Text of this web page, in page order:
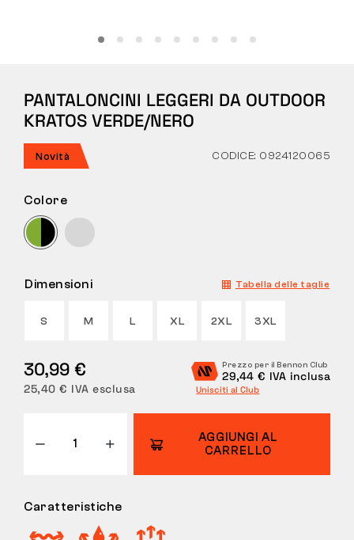
CHI SIAMO
LABORATORIO BENNON
CONTATTI
RESI
PANTALONCINI LEGGERI DA OUTDOOR
KRATOS VERDE/NERO
Novità CODICE: 0924120065
Colore
Dimensioni Tabella delle taglie
S M L XL 2XL 3XL
30,99 €
25,40 € IVA esclusa
Prezzo per il Bennon Club
29,44 € IVA inclusa
Unisciti al Club
AGGIUNGI AL
CARRELLO
Caratteristiche